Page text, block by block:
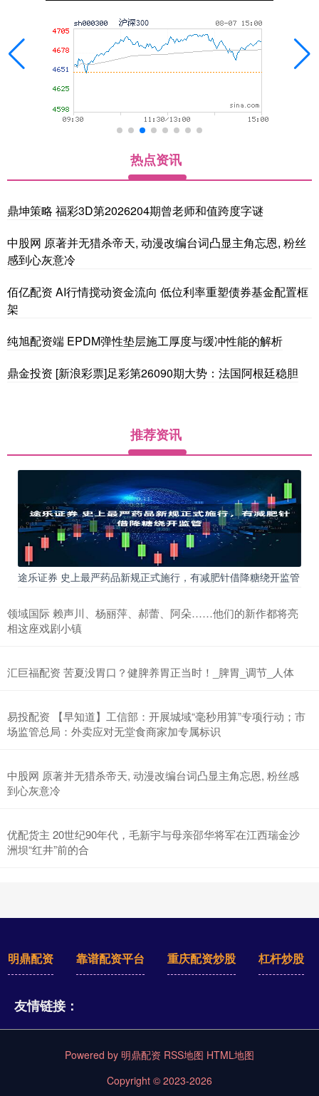
热点资讯
鼎坤策略 福彩3D第2026204期曾老师和值跨度字谜
中股网 原著并无猎杀帝天, 动漫改编台词凸显主角忘恩, 粉丝
感到心灰意冷
佰亿配资 AI行情搅动资金流向 低位利率重塑债券基金配置框
架
纯旭配资端 EPDM弹性垫层施工厚度与缓冲性能的解析
鼎金投资 [新浪彩票]足彩第26090期大势：法国阿根廷稳胆
推荐资讯
途乐证券 史上最严药品新规正式施行，有减肥针借降糖绕开监管
领域国际 赖声川、杨丽萍、郝蕾、阿朵……他们的新作都将亮
相这座戏剧小镇
汇巨福配资 苦夏没胃口？健脾养胃正当时！_脾胃_调节_人体
易投配资 【早知道】工信部：开展城域“毫秒用算”专项行动；市
场监管总局：外卖应对无堂食商家加专属标识
中股网 原著并无猎杀帝天, 动漫改编台词凸显主角忘恩, 粉丝感
到心灰意冷
优配货主 20世纪90年代，毛新宇与母亲邵华将军在江西瑞金沙
洲坝“红井”前的合
明鼎配资 靠谱配资平台 重庆配资炒股 杠杆炒股
友情链接：
Powered by 明鼎配资 RSS地图 HTML地图
Copyright © 2023-2026